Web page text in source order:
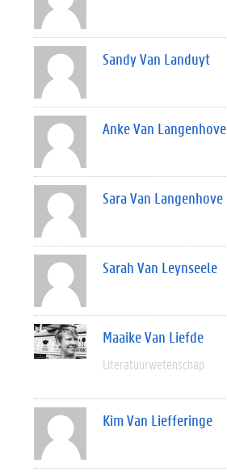
Sandy Van Landuyt
Anke Van Langenhove
Sara Van Langenhove
Sarah Van Leynseele
Maaike Van Liefde
Literatuurwetenschap
Kim Van Liefferinge